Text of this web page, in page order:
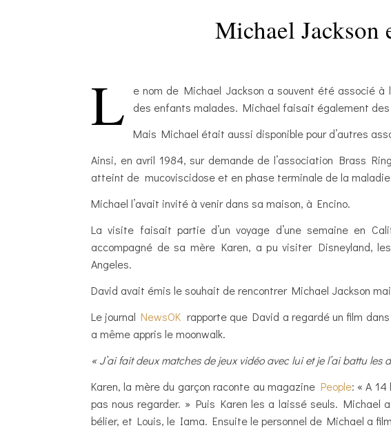
Michael
L
e nom de Michael Jackson a souvent été associé
des enfants malades. Michael faisait également
Mais Michael était aussi disponible pour d’autres
Ainsi, en avril 1984, sur demande de l’association Brass
atteint de mucoviscidose et en phase terminale de la
Michael l’avait invité à venir dans sa maison, à Encino.
La visite faisait partie d’un voyage d’une semaine en
accompagné de sa mère Karen, a pu visiter Disneyland,
Angeles.
David avait émis le souhait de rencontrer Michael Jackson
Le journalNewsOK rapporte que David a regardé un film
a même appris le moonwalk.
« J’ai fait deux matches de jeux vidéo avec lui et je l’ai battu les
Karen, la mère du garçon raconte au magazine People: « A
pas nous regarder. » Puis Karen les a laissé seuls. Michael
bélier, et Louis, le Iama. Ensuite le personnel de Michael a